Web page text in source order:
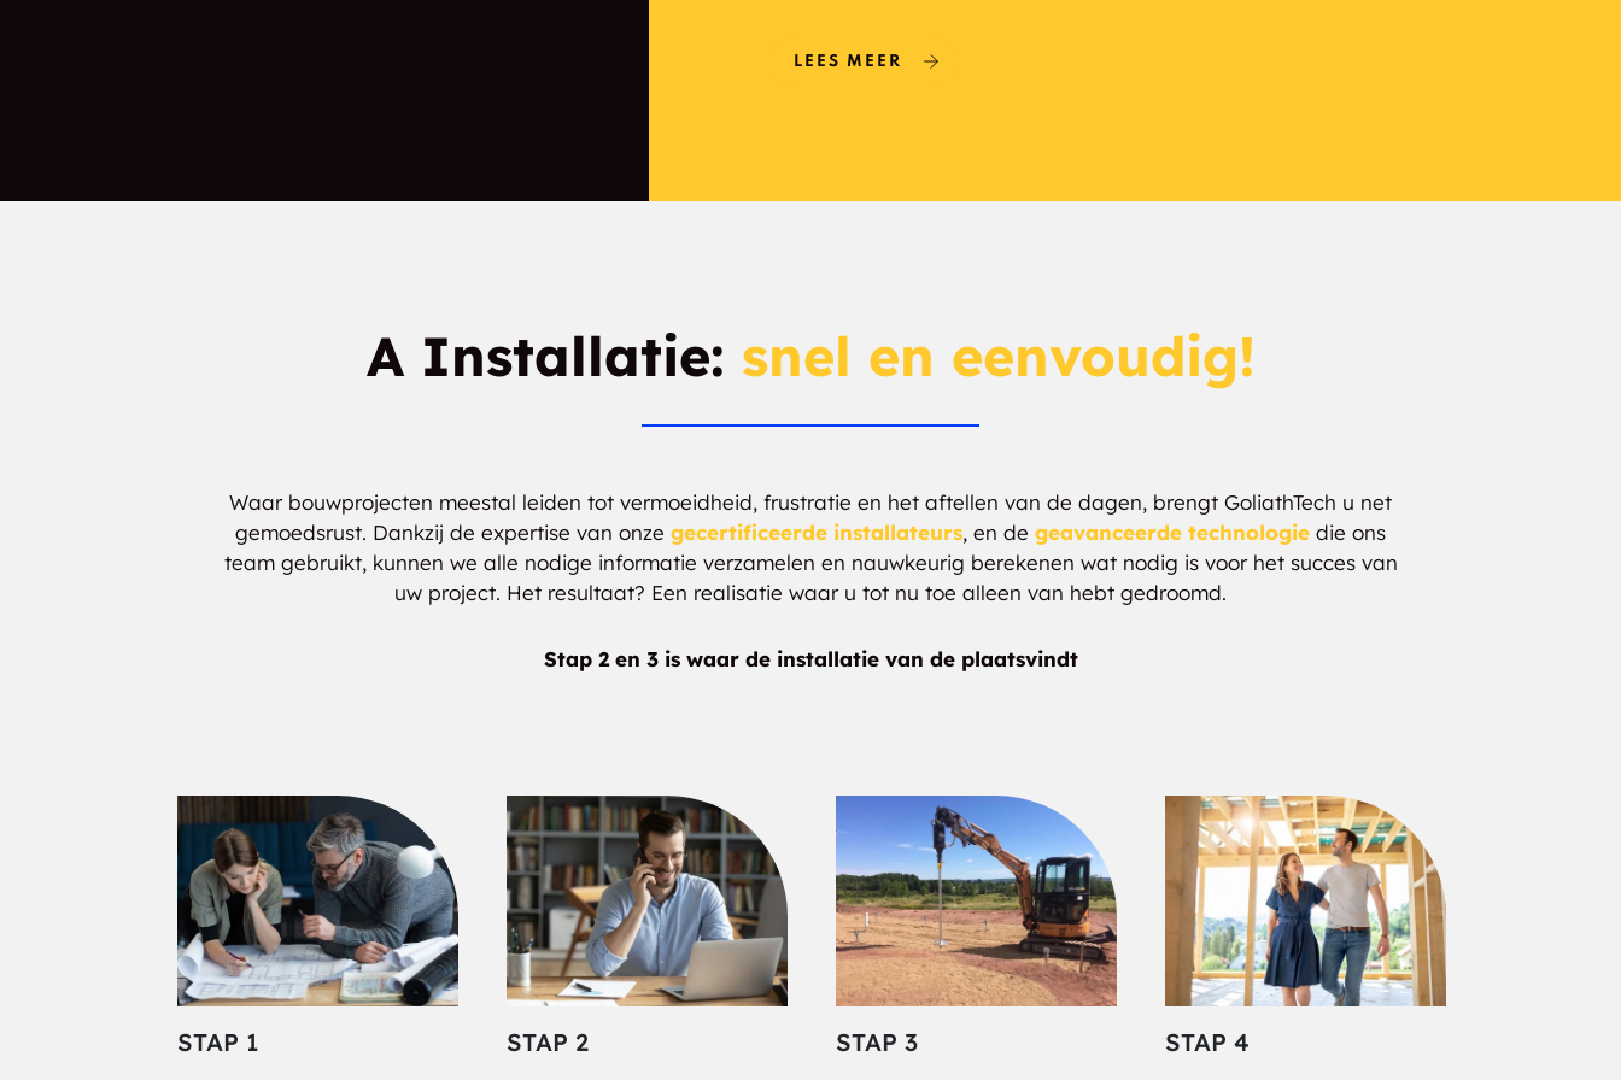
LEES MEER
A Installatie: snel en eenvoudig!
Waar bouwprojecten meestal leiden tot vermoeidheid, frustratie en het aftellen van de dagen, brengt GoliathTech u net
gemoedsrust. Dankzij de expertise van onze gecertificeerde installateurs, en de geavanceerde technologie die ons
team gebruikt, kunnen we alle nodige informatie verzamelen en nauwkeurig berekenen wat nodig is voor het succes van
uw project. Het resultaat? Een realisatie waar u tot nu toe alleen van hebt gedroomd.
Stap 2 en 3 is waar de installatie van de plaatsvindt
STAP 1 STAP 2 STAP 3 STAP 4